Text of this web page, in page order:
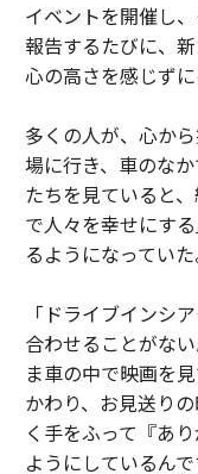
イベントを開催し
報告するたびに、
心の高さを感じず
多くの人が、心か
場に行き、車のな
たちを見ていると
で人々を幸せにす
るようになっていた
「ドライブインシ
合わせることがな
ま車の中で映画を
かわり、お見送り
く手をふって『あ
ようにしているんで